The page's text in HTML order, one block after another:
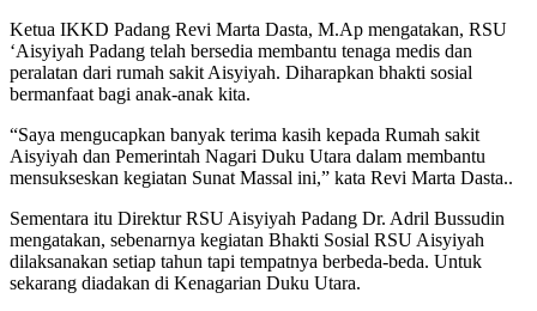
Ketua IKKD Padang Revi Marta Dasta, M.Ap mengatakan, RSU
‘Aisyiyah Padang telah bersedia membantu tenaga medis dan
peralatan dari rumah sakit Aisyiyah. Diharapkan bhakti sosial
bermanfaat bagi anak-anak kita.
“Saya mengucapkan banyak terima kasih kepada Rumah sakit
Aisyiyah dan Pemerintah Nagari Duku Utara dalam membantu
mensukseskan kegiatan Sunat Massal ini,” kata Revi Marta Dasta..
Sementara itu Direktur RSU Aisyiyah Padang Dr. Adril Bussudin
mengatakan, sebenarnya kegiatan Bhakti Sosial RSU Aisyiyah
dilaksanakan setiap tahun tapi tempatnya berbeda-beda. Untuk
sekarang diadakan di Kenagarian Duku Utara.